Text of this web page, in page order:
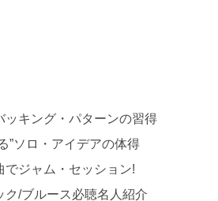
ッキング・パターンの習得
”ソロ・アイデアの体得
でジャム・セッション!
ク/ブルース必聴名人紹介